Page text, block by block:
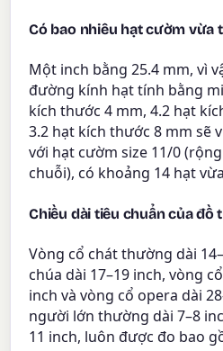
Có bao nhiêu hạt cườm vừa
Một inch bằng 25.4 mm, vì
đường kính hạt tính bằng
kích thước 4 mm, 4.2 hạt
3.2 hạt kích thước 8 mm sẽ
với hạt cườm size 11/0
chuỗi), có khoảng 14 hạt
Chiều dài tiêu chuẩn của đồ
Vòng cổ chát thường dài
chúa dài 17–19 inch, vòng
inch và vòng cổ opera dài
người lớn thường dài 7–8
11 inch, luôn được đo bao